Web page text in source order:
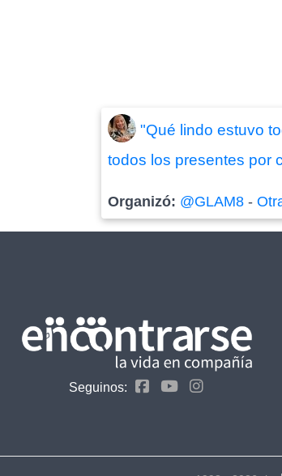
"Qué lindo estuvo
todos los presentes por
Organizó: @GLAM8 -
Seguinos: